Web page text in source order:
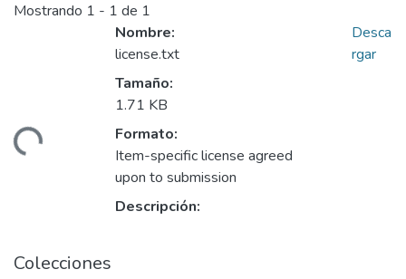
Mostrando 1 - 1 de 1
Nombre:
license.txt
Tamaño:
1.71 KB
Formato:
Item-specific license agreed
upon to submission
Descripción:
Desca
rgar
Colecciones